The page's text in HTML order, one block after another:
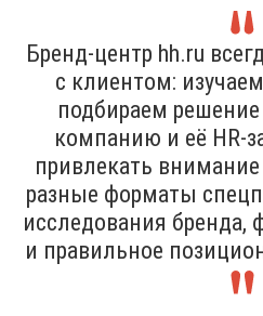
Бренд-центр hh.ru
с клиентом:
подбираем
компанию и её HR-
привлекать внимание
разные форматы
исследования
и правильное